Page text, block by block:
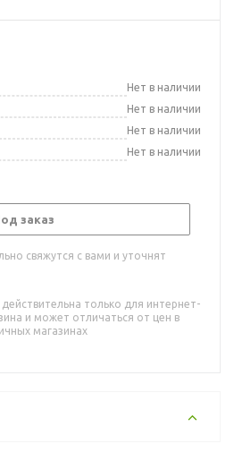
Нет в наличии
Нет в наличии
Нет в наличии
Нет в наличии
заказ
свяжутся с вами и уточнят
только для интернет-
и может отличаться от цен в
магазинах